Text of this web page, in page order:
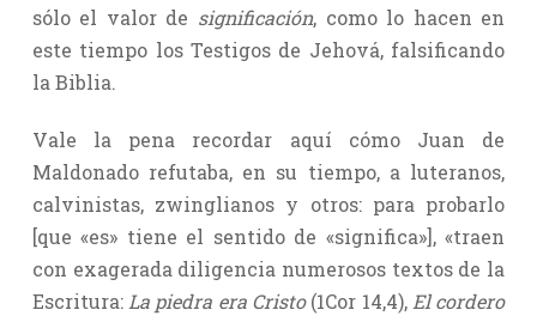
sólo el valor de significación, como lo hacen en
este tiempo los Testigos de Jehová, falsificando
la Biblia.
Vale la pena recordar aquí cómo Juan de
Maldonado refutaba, en su tiempo, a luteranos,
calvinistas, zwinglianos y otros: para probarlo
[que «es» tiene el sentido de «significa»], «traen
con exagerada diligencia numerosos textos de la
Escritura:La piedra era Cristo(1Cor 14,4),El cordero